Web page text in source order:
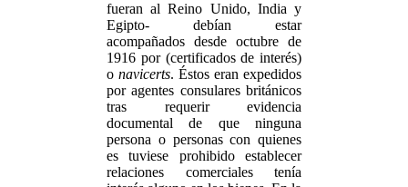
fueran al Reino Unido, India y
Egipto- debían estar
acompañados desde octubre de
1916 por (certificados de interés)
o navicerts. Éstos eran expedidos
por agentes consulares británicos
tras requerir evidencia
documental de que ninguna
persona o personas con quienes
es tuviese prohibido establecer
relaciones comerciales tenía